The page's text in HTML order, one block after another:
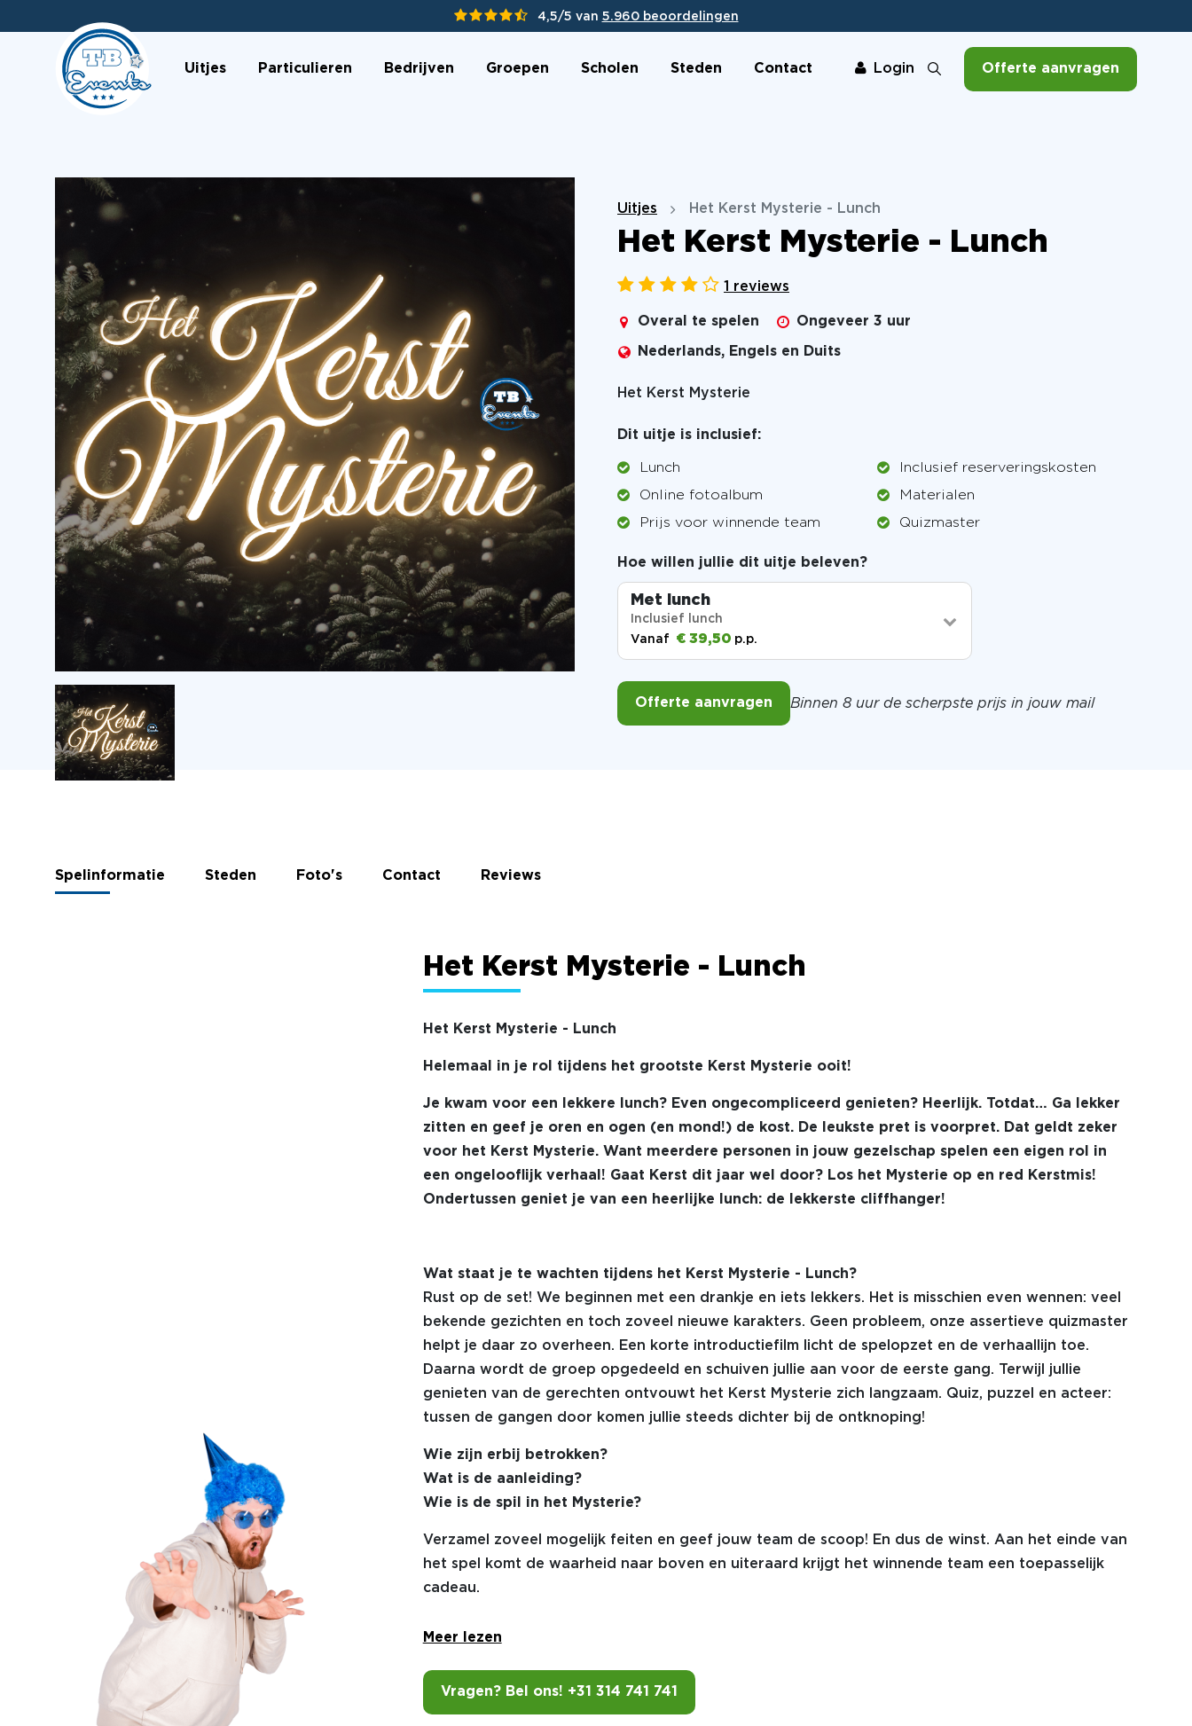
4,5/5 van 5.960 beoordelingen
Uitjes Particulieren Bedrijven Groepen Scholen Steden Contact Login Offerte aanvragen
Uitjes Het Kerst Mysterie - Lunch
Het Kerst Mysterie - Lunch
1 reviews
Overal te spelen Ongeveer 3 uur
Nederlands, Engels en Duits
Het Kerst Mysterie
Dit uitje is inclusief:
Lunch Inclusief reserveringskosten
Online fotoalbum Materialen
Prijs voor winnende team Quizmaster
Hoe willen jullie dit uitje beleven?
Met lunch
Inclusief lunch
Vanaf
€ 39,50 p.p.
Offerte aanvragen Binnen 8 uur de scherpste prijs in jouw mail
Spelinformatie Steden Foto's Contact Reviews
Het Kerst Mysterie - Lunch
Het Kerst Mysterie - Lunch
Helemaal in je rol tijdens het grootste Kerst Mysterie ooit!
Je kwam voor een lekkere lunch? Even ongecompliceerd genieten? Heerlijk. Totdat… Ga lekker
zitten en geef je oren en ogen (en mond!) de kost. De leukste pret is voorpret. Dat geldt zeker
voor het Kerst Mysterie. Want meerdere personen in jouw gezelschap spelen een eigen rol in
een ongelooflijk verhaal! Gaat Kerst dit jaar wel door? Los het Mysterie op en red Kerstmis!
Ondertussen geniet je van een heerlijke lunch: de lekkerste cliffhanger!
Wat staat je te wachten tijdens het Kerst Mysterie - Lunch?
Rust op de set! We beginnen met een drankje en iets lekkers. Het is misschien even wennen: veel
bekende gezichten en toch zoveel nieuwe karakters. Geen probleem, onze assertieve quizmaster
helpt je daar zo overheen. Een korte introductiefilm licht de spelopzet en de verhaallijn toe.
Daarna wordt de groep opgedeeld en schuiven jullie aan voor de eerste gang. Terwijl jullie
genieten van de gerechten ontvouwt het Kerst Mysterie zich langzaam. Quiz, puzzel en acteer:
tussen de gangen door komen jullie steeds dichter bij de ontknoping!
Wie zijn erbij betrokken?
Wat is de aanleiding?
Wie is de spil in het Mysterie?
Verzamel zoveel mogelijk feiten en geef jouw team de scoop! En dus de winst. Aan het einde van
het spel komt de waarheid naar boven en uiteraard krijgt het winnende team een toepasselijk
cadeau.
Meer lezen
Vragen? Bel ons! +31 314 741 741